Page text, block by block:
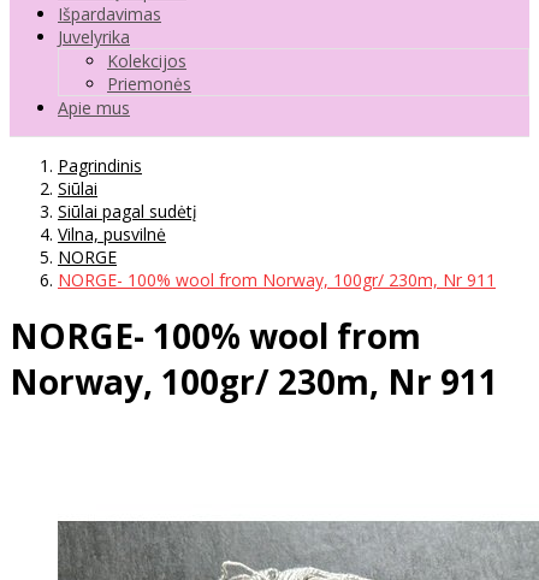
Išpardavimas
Juvelyrika
Kolekcijos
Priemonės
Apie mus
Pagrindinis
Siūlai
Siūlai pagal sudėtį
Vilna, pusvilnė
NORGE
NORGE- 100% wool from Norway, 100gr/ 230m, Nr 911
NORGE- 100% wool from
Norway, 100gr/ 230m, Nr 911